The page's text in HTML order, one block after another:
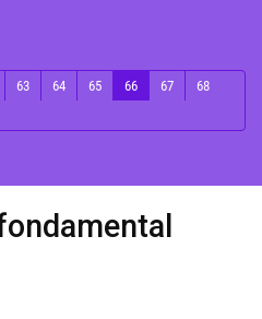
63 64 65 66 67
68